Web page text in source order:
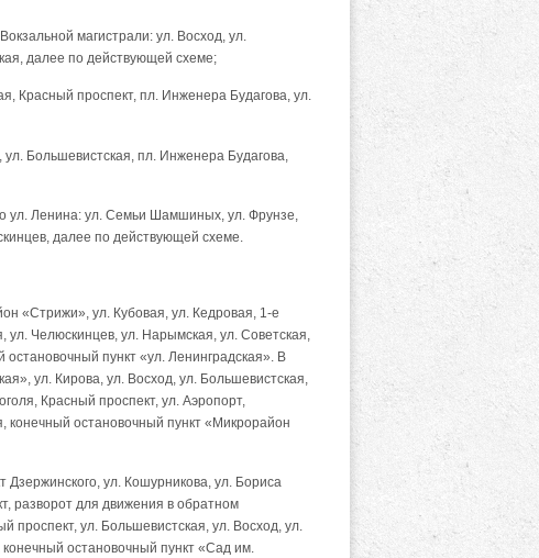
магистрали: ул. Восход, ул.
далее по действующей схеме;
Красный проспект, пл. Инженера Будагова, ул.
Большевистская, пл. Инженера Будагова,
ул. Ленина: ул. Семьи Шамшиных, ул. Фрунзе,
далее по действующей схеме.
«Стрижи», ул. Кубовая, ул. Кедровая, 1-е
Челюскинцев, ул. Нарымская, ул. Советская,
пункт «ул. Ленинградская». В
ул. Кирова, ул. Восход, ул. Большевистская,
Красный проспект, ул. Аэропорт,
остановочный пункт «Микрорайон
Дзержинского, ул. Кошурникова, ул. Бориса
разворот для движения в обратном
проспект, ул. Большевистская, ул. Восход, ул.
конечный остановочный пункт «Сад им.